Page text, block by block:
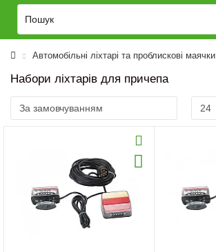
Автомобільні ліхтарі та проблискові маячки
Набори ліхтарів для причепа